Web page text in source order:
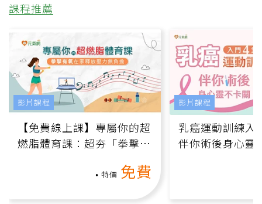
課程推薦
【免費線上課】專屬你的超
燃脂體育課：超夯「拳擊有
特價 免費
影片課程
乳癌運動訓練入
伴你術後身心靈
影片課程